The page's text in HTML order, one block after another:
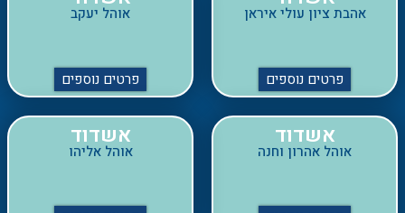
פרטים נוספים פרטים נוספים
אשדוד
אוהל אהרון וחנה
פרטים נוספים
אשדוד
אוהל אליהו
פרטים נוספים